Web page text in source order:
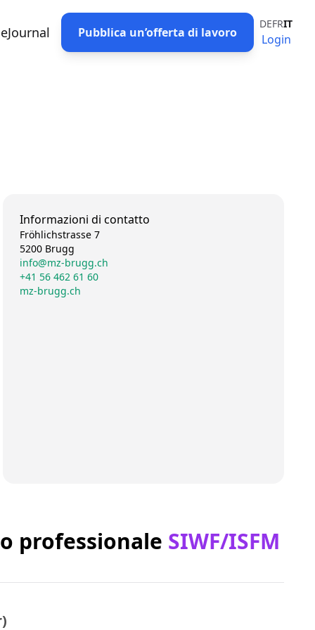
eJournal Pubblica un’offerta di lavoro
DEFRIT
Login
Informazioni di contatto
Fröhlichstrasse 7
5200 Brugg
info@mz-brugg.ch
+41 56 462 61 60
mz-brugg.ch
professionale SIWF/ISFM